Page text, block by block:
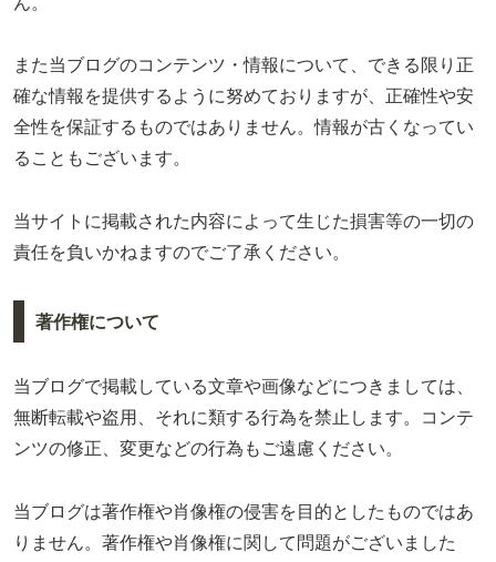
また当ブログのコンテンツ・情報について、できる限り正
確な情報を提供するように努めておりますが、正確性や安
全性を保証するものではありません。情報が古くなってい
ることもございます。
当サイトに掲載された内容によって生じた損害等の一切の
責任を負いかねますのでご了承ください。
著作権について
当ブログで掲載している文章や画像などにつきましては、
無断転載や盗用、それに類する行為を禁止します。コンテ
ンツの修正、変更などの行為もご遠慮ください。
当ブログは著作権や肖像権の侵害を目的としたものではあ
りません。著作権や肖像権に関して問題がございました